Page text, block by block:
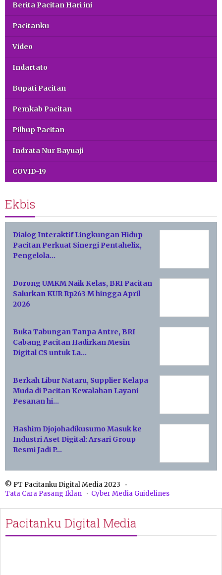
Berita Pacitan Hari ini
Pacitanku
Video
Indartato
Bupati Pacitan
Pemkab Pacitan
Pilbup Pacitan
Indrata Nur Bayuaji
COVID-19
Ekbis
Dialog Interaktif Lingkungan Hidup
Pacitan Perkuat Sinergi Pentahelix,
Pengelola…
Dorong UMKM Naik Kelas, BRI Pacitan
Salurkan KUR Rp263 M hingga April
2026
Buka Tabungan Tanpa Antre, BRI
Cabang Pacitan Hadirkan Mesin
Digital CS untuk La…
Berkah Libur Nataru, Supplier Kelapa
Muda di Pacitan Kewalahan Layani
Pesanan hi…
Hashim Djojohadikusumo Masuk ke
Industri Aset Digital: Arsari Group
Resmi Jadi P…
© PT Pacitanku Digital Media 2023
Tata Cara Pasang Iklan
Cyber Media Guidelines
Pacitanku Digital Media